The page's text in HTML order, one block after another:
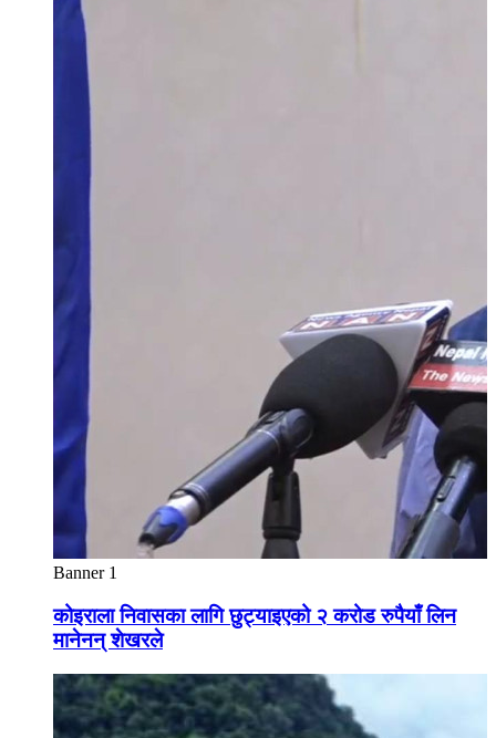
Banner 1
कोइराला निवासका लागि छुट्याइएको २ करोड रुपैयाँ लिन
मानेनन् शेखरले